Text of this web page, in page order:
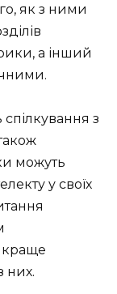
як з ними
а інший
з
можуть
у своїх
краще
них.